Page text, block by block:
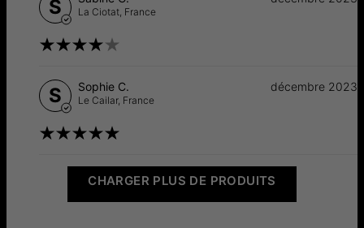
S La Ciotat, France
S Sophie C.
Le Cailar, France
décembre 2023
CHARGER PLUS DE PRODUITS